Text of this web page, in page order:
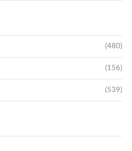
(480)
(156)
(539)